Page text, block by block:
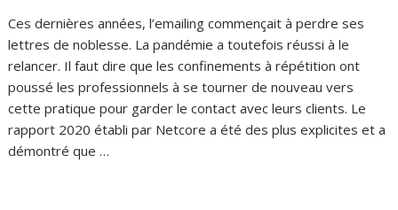
Ces dernières années, l’emailing commençait à perdre ses
lettres de noblesse. La pandémie a toutefois réussi à le
relancer. Il faut dire que les confinements à répétition ont
poussé les professionnels à se tourner de nouveau vers
cette pratique pour garder le contact avec leurs clients. Le
rapport 2020 établi par Netcore a été des plus explicites et a
démontré que …